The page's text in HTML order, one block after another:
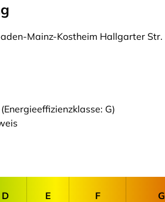
Mainz-Kostheim Hallgarter Str.
G)
D E F G